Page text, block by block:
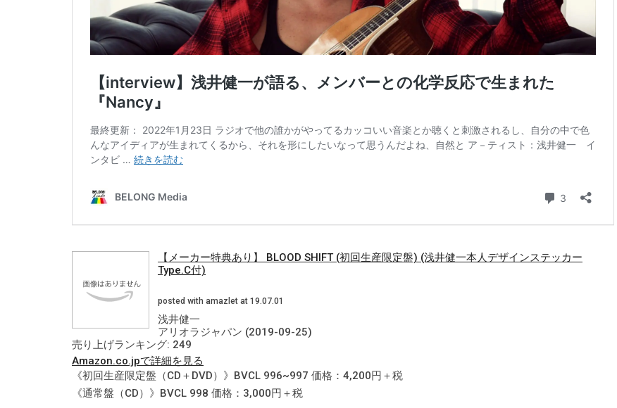
【メーカー特典あり】 BLOOD SHIFT (初回生産限定盤) (浅井健一本人デザインステッカー
Type.C付)
posted with amazlet at 19.07.01
浅井健一
アリオラジャパン (2019-09-25)
売り上げランキング: 249
Amazon.co.jpで詳細を見る
《初回生産限定盤（CD＋DVD）》BVCL 996~997 価格：4,200円＋税
《通常盤（CD）》BVCL 998 価格：3,000円＋税